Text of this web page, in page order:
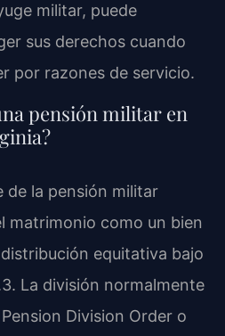
militar, puede
sus derechos cuando
por razones de servicio.
pensión militar en
la pensión militar
matrimonio como un bien
equitativa bajo
. La división normalmente
Division Order o